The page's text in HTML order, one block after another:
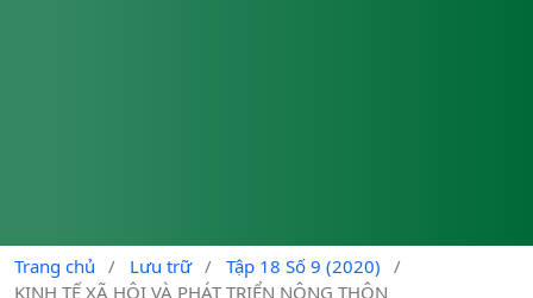
Trang chủ / Lưu trữ / Tập 18 Số 9 (2020)
/
KINH TẾ XÃ HỘI VÀ PHÁT TRIỂN NÔNG THÔN